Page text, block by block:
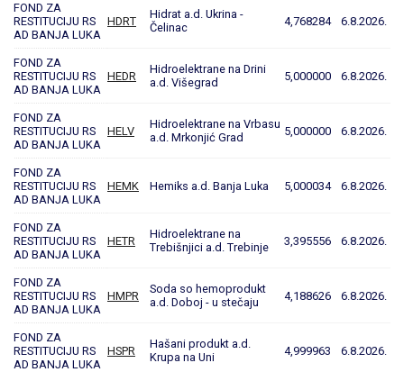
FOND ZA
RESTITUCIJU RS
AD BANJA LUKA
HDRT
Hidrat a.d. Ukrina -
Čelinac
4,768284 6.8.2026.
FOND ZA
RESTITUCIJU RS
AD BANJA LUKA
HEDR
Hidroelektrane na Drini
a.d. Višegrad
5,000000 6.8.2026.
FOND ZA
RESTITUCIJU RS
AD BANJA LUKA
HELV
Hidroelektrane na Vrbasu
a.d. Mrkonjić Grad
5,000000 6.8.2026.
FOND ZA
RESTITUCIJU RS
AD BANJA LUKA
HEMK Hemiks a.d. Banja Luka 5,000034 6.8.2026.
FOND ZA
RESTITUCIJU RS
AD BANJA LUKA
HETR
Hidroelektrane na
Trebišnjici a.d. Trebinje
3,395556 6.8.2026.
FOND ZA
RESTITUCIJU RS
AD BANJA LUKA
HMPR
Soda so hemoprodukt
a.d. Doboj - u stečaju
4,188626 6.8.2026.
FOND ZA
RESTITUCIJU RS
AD BANJA LUKA
HSPR
Hašani produkt a.d.
Krupa na Uni
4,999963 6.8.2026.